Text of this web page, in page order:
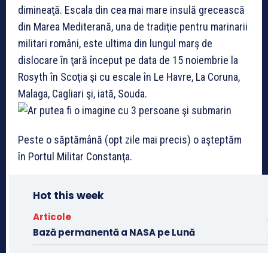
dimineaţă. Escala din cea mai mare insulă grecească
din Marea Mediterană, una de tradiţie pentru marinarii
militari români, este ultima din lungul marş de
dislocare în ţară început pe data de 15 noiembrie la
Rosyth în Scoţia şi cu escale în Le Havre, La Coruna,
Malaga, Cagliari şi, iată, Souda.
Peste o săptămână (opt zile mai precis) o aşteptăm
în Portul Militar Constanţa.
Hot this week
Articole
Bază permanentă a NASA pe Lună